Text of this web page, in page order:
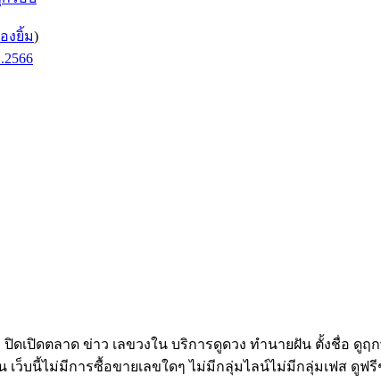
งยิ้ม)
เปิดตลาด ข่าว เลขวงใน บริการดูดวง ทำนายฝัน ตั้งชื่อ ดู
น เว็บนี้ไม่มีการซื้อขายเลขใดๆ ไม่มีกลุ่มไลน์ไม่มีกลุ่มเฟส ดูฟรี